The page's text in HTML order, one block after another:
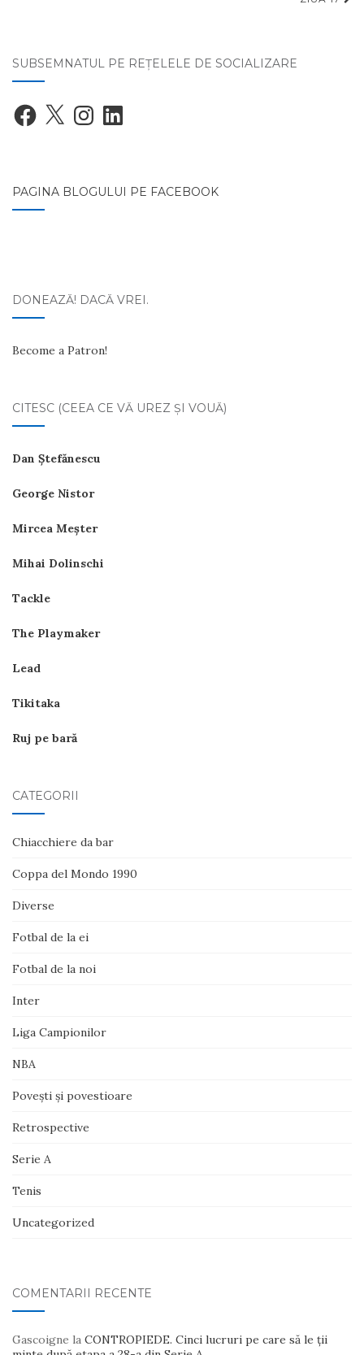
SUBSEMNATUL PE REŢELELE DE SOCIALIZARE
Facebook
X InstagramLinkedIn
PAGINA BLOGULUI PE FACEBOOK
DONEAZĂ! DACĂ VREI.
Become a Patron!
CITESC (CEEA CE VĂ UREZ ŞI VOUĂ)
Dan Ştefănescu
George Nistor
Mircea Meşter
Mihai Dolinschi
Tackle
The Playmaker
Lead
Tikitaka
Ruj pe bară
CATEGORII
Chiacchiere da bar
Coppa del Mondo 1990
Diverse
Fotbal de la ei
Fotbal de la noi
Inter
Liga Campionilor
NBA
Poveşti şi povestioare
Retrospective
Serie A
Tenis
Uncategorized
COMENTARII RECENTE
Gascoigne la CONTROPIEDE. Cinci lucruri pe care să le ții